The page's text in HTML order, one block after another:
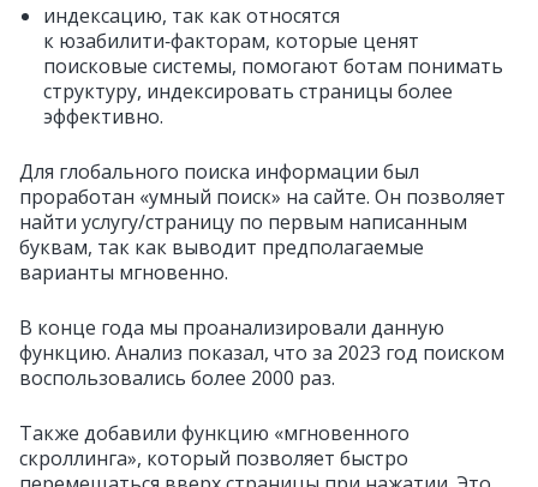
индексацию, так как относятся
к юзабилити‑факторам, которые ценят
поисковые системы, помогают ботам понимать
структуру, индексировать страницы более
эффективно.
Для глобального поиска информации был
проработан «умный поиск» на сайте. Он позволяет
найти услугу/страницу по первым написанным
буквам, так как выводит предполагаемые
варианты мгновенно.
В конце года мы проанализировали данную
функцию. Анализ показал, что за 2023 год поиском
воспользовались более 2000 раз.
Также добавили функцию «мгновенного
скроллинга», который позволяет быстро